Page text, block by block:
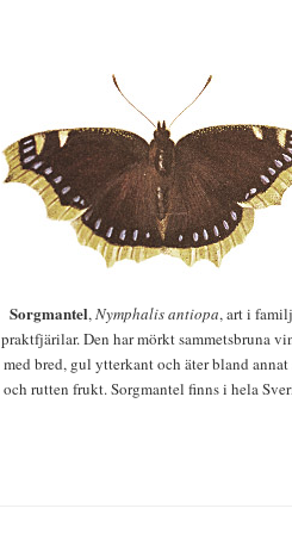
Sorgmantel,Nymphalis antiopa, art i
praktfjärilar. Den har mörkt sammetsbruna
med bred, gul ytterkant och äter bland annat
och rutten frukt. Sorgmantel finns i hela